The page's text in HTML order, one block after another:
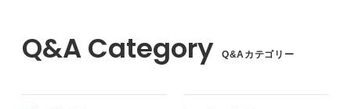
Q&Aカテゴリー